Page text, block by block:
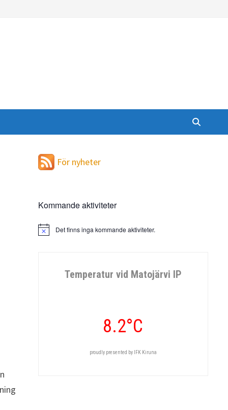
För nyheter
Kommande aktiviteter
Notis Det finns inga kommande aktiviteter.
Temperatur vid Matojärvi IP
8.2°C
proudly presented by IFK Kiruna